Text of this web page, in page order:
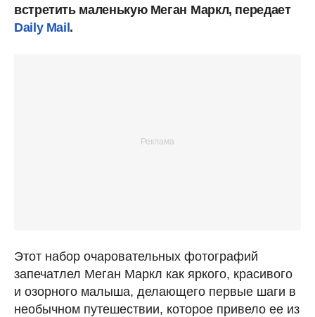
встретить маленькую Меган Маркл, передает
Daily Mail.
Этот набор очаровательных фотографий
запечатлел Меган Маркл как яркого, красивого
и озорного малыша, делающего первые шаги в
необычном путешествии, которое привело ее из